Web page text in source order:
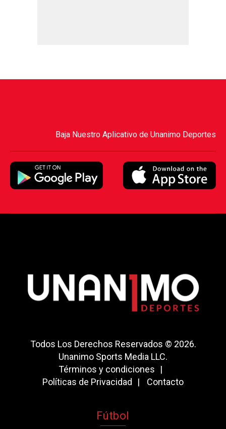
Baja Nuestro Aplicativo de Unanimo Deportes
Todos Los Derechos Reservados © 2026.
Unanimo Sports Media LLC.
Términos y condiciones
Políticas de Privacidad
Contacto
Fútbol